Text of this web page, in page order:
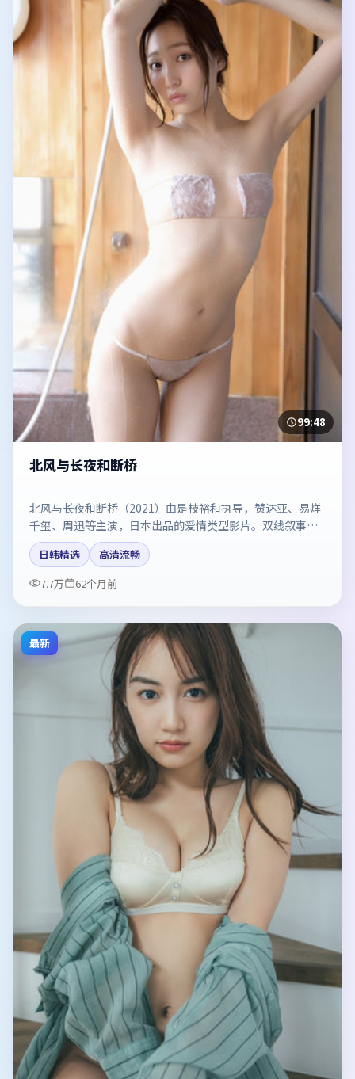
99:48
北风与长夜和断桥
北风与长夜和断桥（2021）由是枝裕和执导，赞达亚、易烊
千玺、周迅等主演，日本出品的爱情类型影片。双线叙事把
悬念保持到最后一刻。剧情简介与主创信息可供检索参考，
上映日期以片方资料为准。
日韩精选
高清流畅
7.7万
62个月前
最新